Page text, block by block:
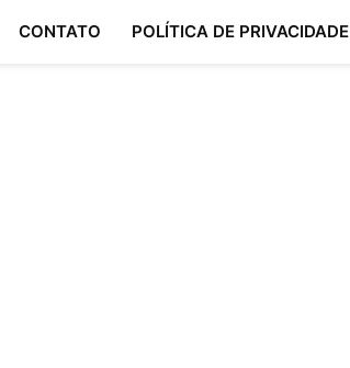
CONTATO POLÍTICA DE PRIVACIDADE